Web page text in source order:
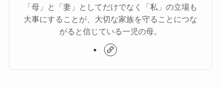
「母」と「妻」としてだけでなく「私」の立場も
大事にすることが、大切な家族を守ることにつな
がると信じている一児の母。